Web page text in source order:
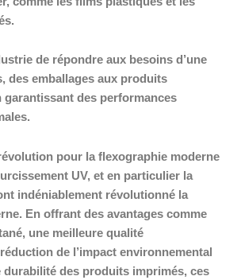
de répondre aux besoins d’une
des emballages aux produits
des performances
pour la flexographie moderne
UV, et en particulier la
indéniablement révolutionné la
En offrant des avantages comme
une meilleure qualité
de l’impact environnemental
durabilité des produits imprimés, ces